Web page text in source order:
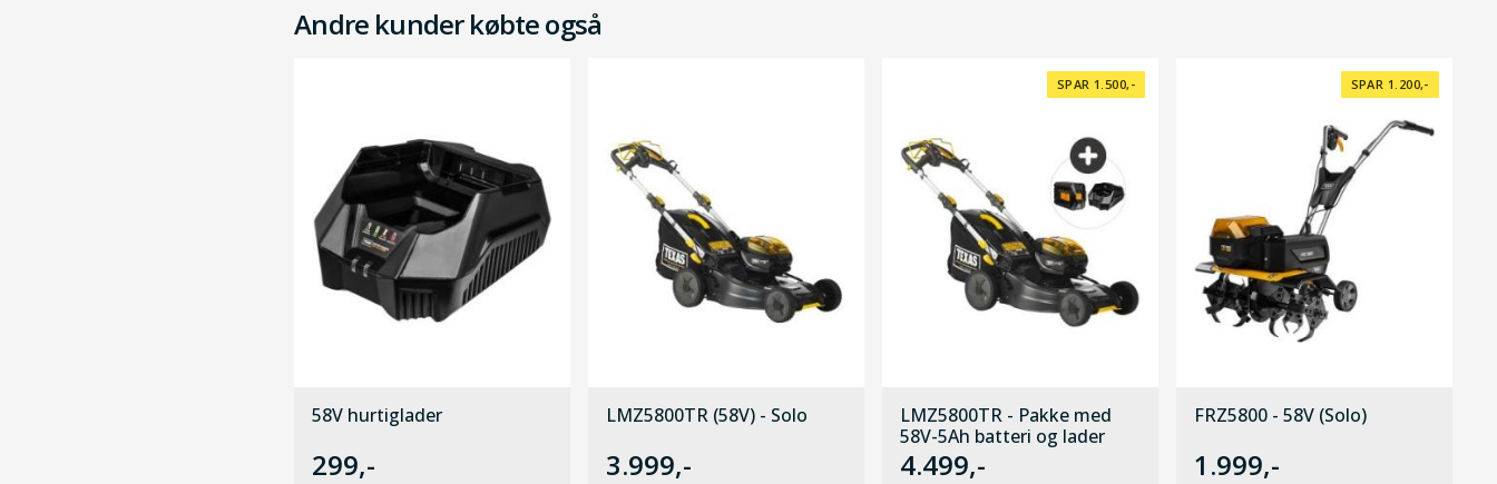
Andre kunder købte også
58V hurtiglader
299,-
LMZ5800TR (58V) - Solo
3.999,-
SPAR 1.500,-
LMZ5800TR - Pakke med
58V-5Ah batteri og lader
4.499,-
SPAR 1.200,-
FRZ5800 - 58V (Solo)
1.999,-